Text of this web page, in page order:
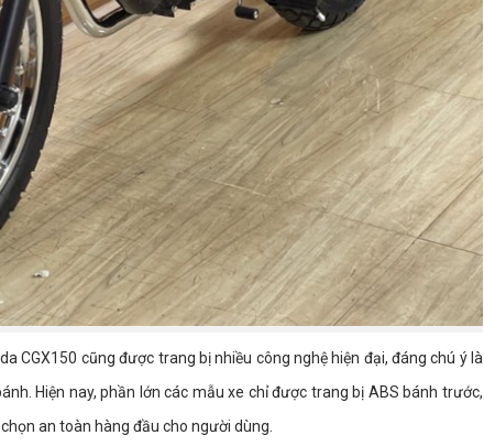
CGX150 cũng được trang bị nhiều công nghệ hiện đại, đáng chú ý là
Hiện nay, phần lớn các mẫu xe chỉ được trang bị ABS bánh trước,
an toàn hàng đầu cho người dùng.